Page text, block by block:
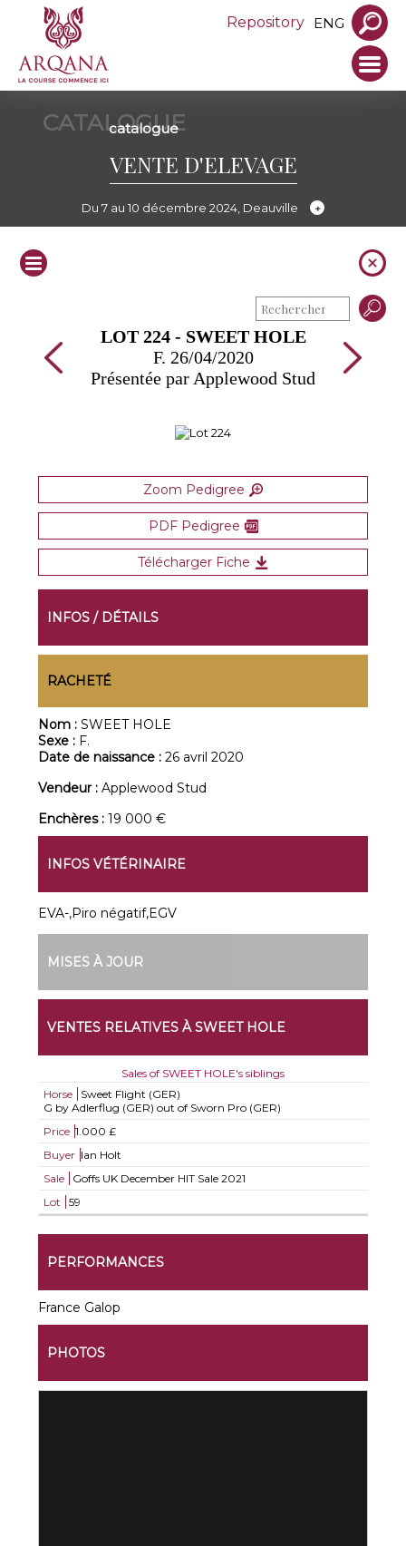
Repository ENG
CATALOGUE
catalogue
VENTE D'ELEVAGE
Du 7 au 10 décembre 2024, Deauville
LOT 224 - SWEET HOLE
F. 26/04/2020
Présentée par Applewood Stud
Zoom Pedigree
PDF Pedigree
Télécharger Fiche
INFOS / DÉTAILS
RACHETÉ
Nom :SWEET HOLE
Sexe : F.
Date de naissance :26 avril 2020
Vendeur :Applewood Stud
Enchères :19 000 €
INFOS VÉTÉRINAIRE
EVA-,Piro négatif,EGV
MISES À JOUR
VENTES RELATIVES À SWEET HOLE
Sales of SWEET HOLE's siblings
Horse
Sweet Flight (GER)
G by Adlerflug (GER) out of Sworn Pro (GER)
Price 1.000 £
Buyer Ian Holt
Sale
Goffs UK December HIT Sale 2021
Lot
59
PERFORMANCES
France Galop
PHOTOS